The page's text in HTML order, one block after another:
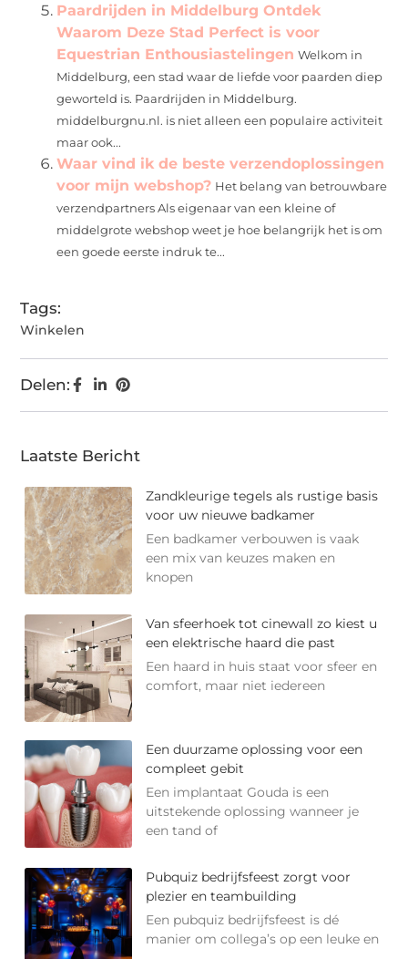
Paardrijden in Middelburg Ontdek
Waarom Deze Stad Perfect is voor
Equestrian Enthousiastelingen Welkom in
Middelburg, een stad waar de liefde voor paarden diep
geworteld is. Paardrijden in Middelburg.
middelburgnu.nl. is niet alleen een populaire activiteit
maar ook...
Waar vind ik de beste verzendoplossingen
voor mijn webshop? Het belang van betrouwbare
verzendpartners Als eigenaar van een kleine of
middelgrote webshop weet je hoe belangrijk het is om
een goede eerste indruk te...
Tags:
Winkelen
Delen:
Laatste Bericht
Zandkleurige tegels als rustige basis
voor uw nieuwe badkamer
Een badkamer verbouwen is vaak
een mix van keuzes maken en
knopen
Van sfeerhoek tot cinewall zo kiest u
een elektrische haard die past
Een haard in huis staat voor sfeer en
comfort, maar niet iedereen
Een duurzame oplossing voor een
compleet gebit
Een implantaat Gouda is een
uitstekende oplossing wanneer je
een tand of
Pubquiz bedrijfsfeest zorgt voor
plezier en teambuilding
Een pubquiz bedrijfsfeest is dé
manier om collega’s op een leuke en